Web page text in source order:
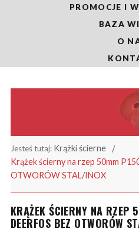
PROMOCJE I
BAZA
O
Jesteś tutaj: Krążki ścierne
Krążek ścierny na rzep 50mm
OTWORÓW STAL/INOX
KRĄŻEK ŚCIERNY NA RZEP
DEERFOS BEZ OTWORÓW